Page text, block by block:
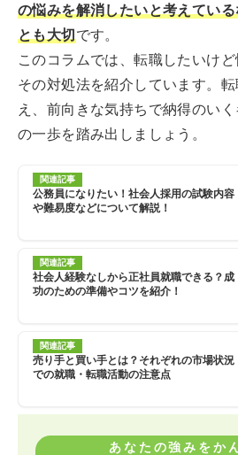
の悩みを解消したいと考えてい
とも大切です。
このコラムでは、転職したいけ
その対処法を紹介しています。
え、前向きな気持ちで納得のい
の一歩を踏み出しましょう。
関連記事
公務員になりたい！社会人採用の試験内容
や難易度などについて解説！
関連記事
社会人経験なしから正社員就職できる？成
功のための準備やコツを紹介！
関連記事
売り手と買い手とは？それぞれの市場状況
での就職・転職活動の注意点
あなたの強みをか